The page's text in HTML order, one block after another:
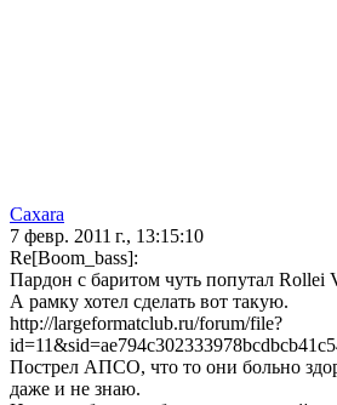
Caxara
7 февр. 2011 г., 13:15:10
Re[Boom_bass]:
Пардон с баритом чуть попутал Rollei
А рамку хотел сделать вот такую.
http://largeformatclub.ru/forum/file?
Пострел АПСО, что то они больно
даже и не знаю.